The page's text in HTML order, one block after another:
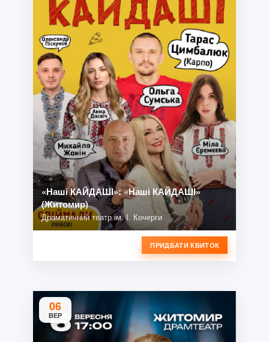
«Наші КАЙДАШІ»: «Наші КАЙДАШІ»
(Житомир)
Драматичний театр ім. І. Кочерги
ПРИДБАТИ КВИТОК
06
ВЕР